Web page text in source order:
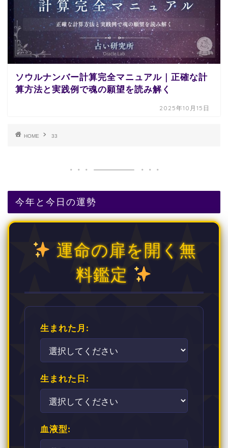
ソウルナンバー計算完全マニュアル｜正確な計
算方法と実践例で魂の願望を読み解く
2025年10月15日
HOME 33
今年と今日の運勢
運命の扉を開く無
料鑑定
生まれた月:
生まれた日:
血液型: